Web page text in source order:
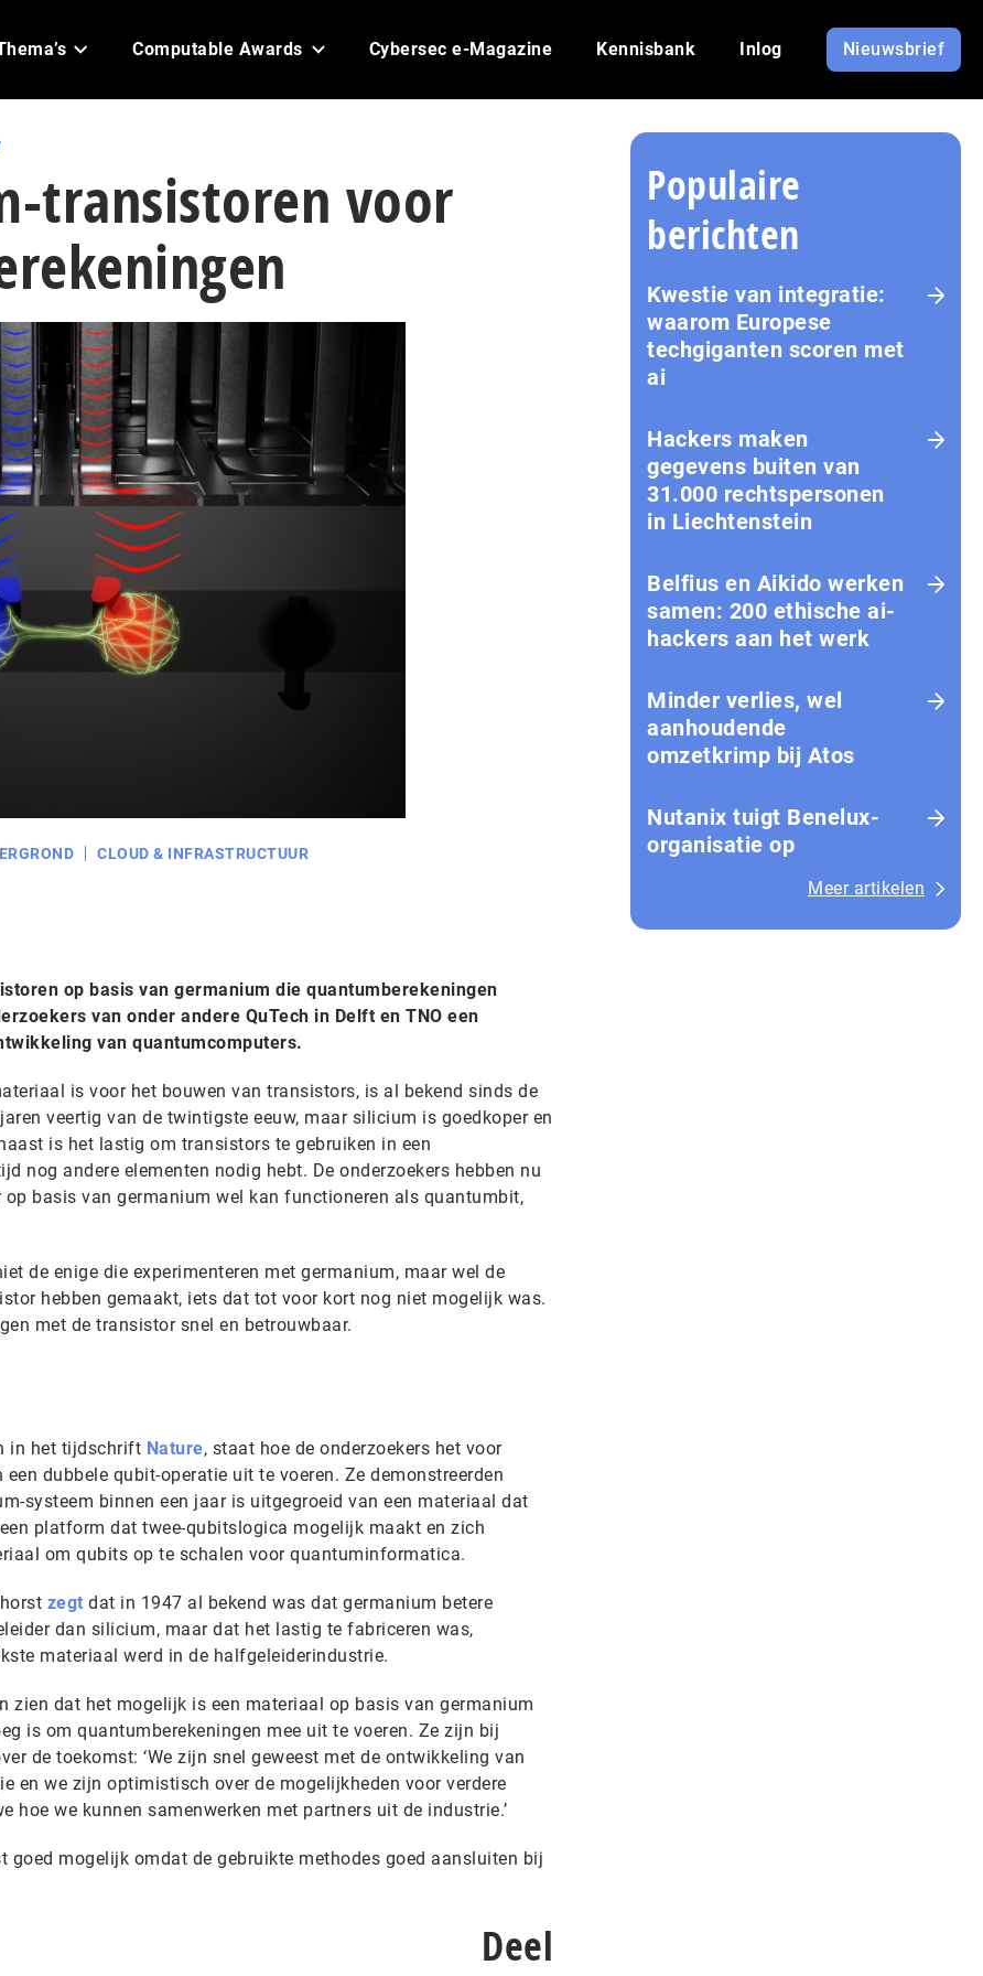
Computable Awards Cybersec e-Magazine Kennisbank Inlog Nieuwsbrief
transistoren voor
CLOUD & INFRASTRUCTUUR
op basis van germanium die quantumberekeningen
van onder andere QuTech in Delft en TNO een
van quantumcomputers.
is voor het bouwen van transistors, is al bekend sinds de
veertig van de twintigste eeuw, maar silicium is goedkoper en
is het lastig om transistors te gebruiken in een
nog andere elementen nodig hebt. De onderzoekers hebben nu
basis van germanium wel kan functioneren als quantumbit,
de enige die experimenteren met germanium, maar wel de
hebben gemaakt, iets dat tot voor kort nog niet mogelijk was.
met de transistor snel en betrouwbaar.
in het tijdschrift Nature, staat hoe de onderzoekers het voor
een dubbele qubit-operatie uit te voeren. Ze demonstreerden
systeem binnen een jaar is uitgegroeid van een materiaal dat
platform dat twee-qubitslogica mogelijk maakt en zich
om qubits op te schalen voor quantuminformatica.
zegt dat in 1947 al bekend was dat germanium betere
dan silicium, maar dat het lastig te fabriceren was,
materiaal werd in de halfgeleiderindustrie.
zien dat het mogelijk is een materiaal op basis van germanium
is om quantumberekeningen mee uit te voeren. Ze zijn bij
de toekomst: ‘We zijn snel geweest met de ontwikkeling van
en we zijn optimistisch over de mogelijkheden voor verdere
hoe we kunnen samenwerken met partners uit de industrie.’
goed mogelijk omdat de gebruikte methodes goed aansluiten bij
Deel
Populaire
berichten
Kwestie van integratie:
waarom Europese
techgiganten scoren met
ai
Hackers maken
gegevens buiten van
31.000 rechtspersonen
in Liechtenstein
Belfius en Aikido werken
samen: 200 ethische ai-
hackers aan het werk
Minder verlies, wel
aanhoudende
omzetkrimp bij Atos
Nutanix tuigt Benelux-
organisatie op
Meer artikelen